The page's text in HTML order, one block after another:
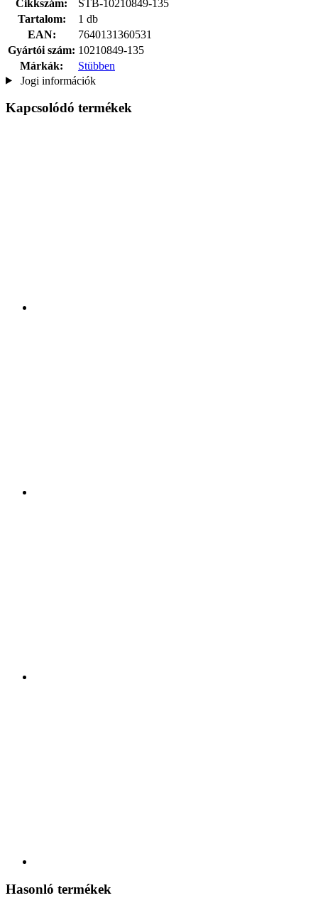
Cikkszám:
STB-10210849-135
Tartalom:
1 db
EAN:
7640131360531
Gyártói szám: 10210849-135
Márkák:
Stübben
Jogi információk
Kapcsolódó termékek
Hasonló termékek